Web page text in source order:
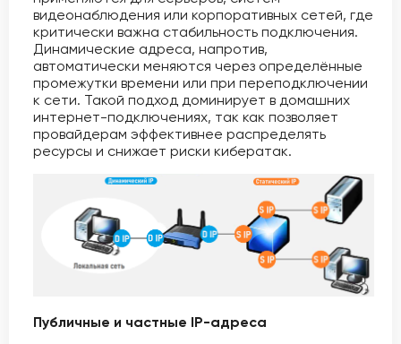
видеонаблюдения или корпоративных сетей, где
критически важна стабильность подключения.
Динамические адреса, напротив,
автоматически меняются через определённые
промежутки времени или при переподключении
к сети. Такой подход доминирует в домашних
интернет-подключениях, так как позволяет
провайдерам эффективнее распределять
ресурсы и снижает риски кибератак.
Публичные и частные IP-адреса